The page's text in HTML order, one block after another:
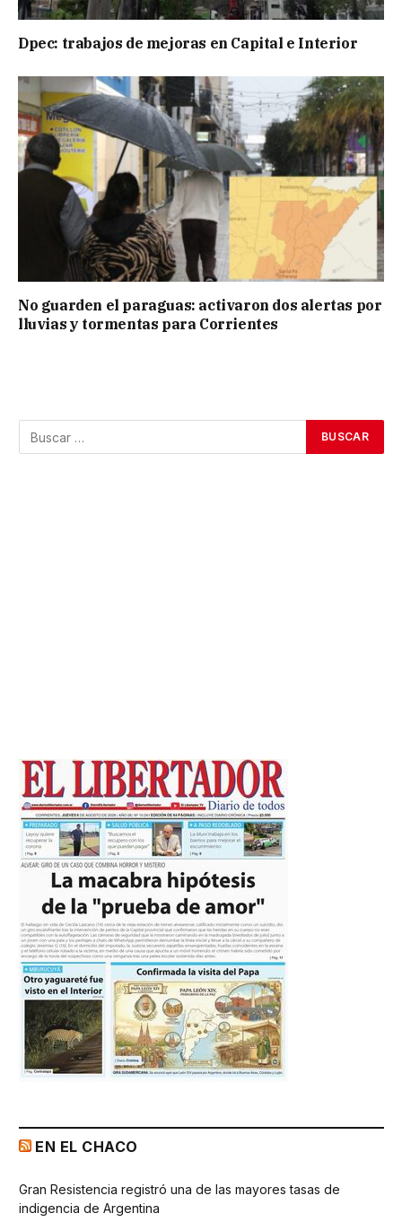
Dpec: trabajos de mejoras en Capital e Interior
No guarden el paraguas: activaron dos alertas por
lluvias y tormentas para Corrientes
EN EL CHACO
Gran Resistencia registró una de las mayores tasas de
indigencia de Argentina